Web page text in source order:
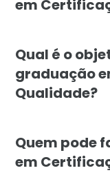
em
Qual é o
graduação
Qualidade?
Quem pode
em